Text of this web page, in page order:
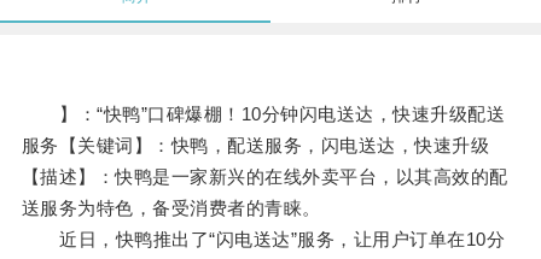
】：“快鸭”口碑爆棚！10分钟闪电送达，快速升级配送
服务【关键词】：快鸭，配送服务，闪电送达，快速升级
【描述】：快鸭是一家新兴的在线外卖平台，以其高效的配
送服务为特色，备受消费者的青睐。
近日，快鸭推出了“闪电送达”服务，让用户订单在10分